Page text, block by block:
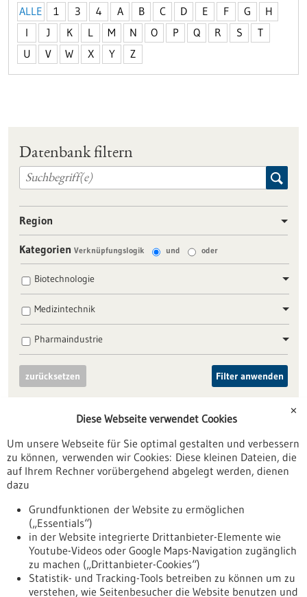
ALLE 1 3 4 A B C D E F G
H
I
J K L M N O P Q R S
T
U
V W X Y Z
Datenbank filtern
Region
Kategorien Verknüpfungslogik und oder
Biotechnologie
Medizintechnik
Pharmaindustrie
zurücksetzen Filter anwenden
Nach oben
Informiert bleiben
Newsletter abonnieren
✕
Diese Webseite verwendet Cookies
Um unsere Webseite für Sie optimal gestalten und verbessern
zu können, verwenden wir Cookies: Diese kleinen Dateien, die
auf Ihrem Rechner vorübergehend abgelegt werden, dienen
dazu
Grundfunktionen der Website zu ermöglichen
(„Essentials“)
in der Website integrierte Drittanbieter-Elemente wie
Youtube-Videos oder Google Maps-Navigation zugänglich
zu machen („Drittanbieter-Cookies“)
Statistik- und Tracking-Tools betreiben zu können um zu
verstehen, wie Seitenbesucher die Website benutzen und